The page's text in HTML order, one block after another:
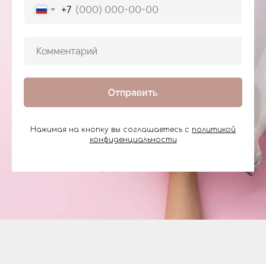
+7
Отправить
Нажимая на кнопку вы соглашаетесь с политикой
конфиденциальности